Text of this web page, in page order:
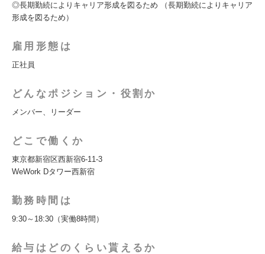
◎長期勤続によりキャリア形成を図るため （長期勤続によりキャリア
形成を図るため）
雇用形態は
正社員
どんなポジション・役割か
メンバー、リーダー
どこで働くか
東京都新宿区西新宿6-11-3
WeWork Dタワー西新宿
勤務時間は
9:30～18:30（実働8時間）
給与はどのくらい貰えるか